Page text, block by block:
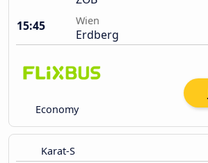
15:45
Wien
Erdberg
Economy
Karat-S